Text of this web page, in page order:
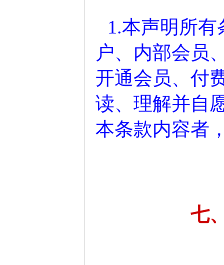
1.本声明所
户、内部会员
开通会员、付
读、理解并自
本条款内容者
七